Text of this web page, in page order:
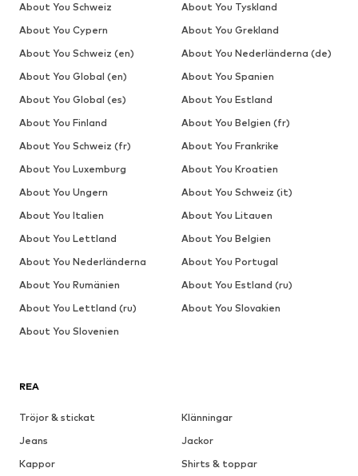
REA
Tröjor & stickat
Klänningar
Jeans
Jackor
Kappor
Shirts & toppar
About You Schweiz
About You Tyskland
About You Cypern
About You Grekland
About You Schweiz (en)
About You Nederländerna (de)
About You Global (en)
About You Spanien
About You Global (es)
About You Estland
About You Finland
About You Belgien (fr)
About You Schweiz (fr)
About You Frankrike
About You Luxemburg
About You Kroatien
About You Ungern
About You Schweiz (it)
About You Italien
About You Litauen
About You Lettland
About You Belgien
About You Nederländerna
About You Portugal
About You Rumänien
About You Estland (ru)
About You Lettland (ru)
About You Slovakien
About You Slovenien